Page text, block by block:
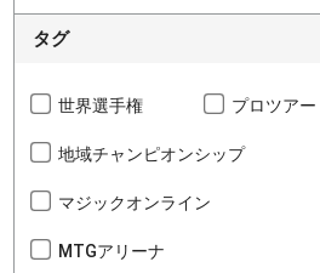
タグ
世界選手権 プロツアー
地域チャンピオンシップ
マジックオンライン
MTGアリーナ